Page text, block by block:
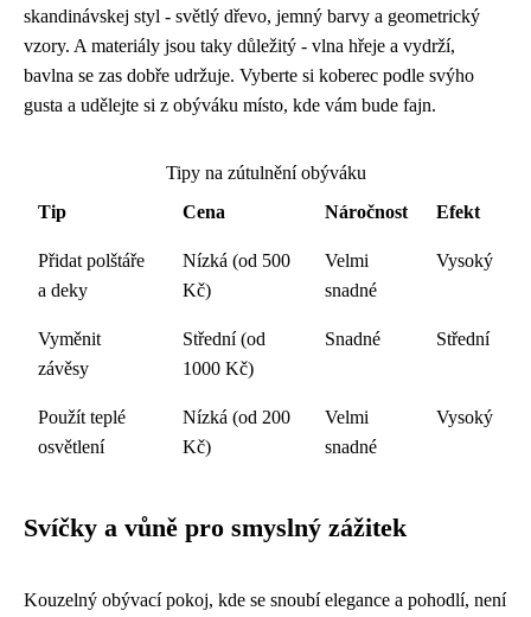
skandinávskej styl - světlý dřevo, jemný barvy a geometrický
vzory. A materiály jsou taky důležitý - vlna hřeje a vydrží,
bavlna se zas dobře udržuje. Vyberte si koberec podle svýho
gusta a udělejte si z obýváku místo, kde vám bude fajn.
Tipy na zútulnění obýváku
Tip
Cena Náročnost Efekt
Přidat polštáře
a deky
Nízká (od 500
Kč)
Velmi
snadné
Vysoký
Vyměnit
závěsy
Střední (od
1000 Kč)
Snadné Střední
Použít teplé
osvětlení
Nízká (od 200
Kč)
Velmi
snadné
Vysoký
Svíčky a vůně pro smyslný zážitek
Kouzelný obývací pokoj, kde se snoubí elegance a pohodlí, není